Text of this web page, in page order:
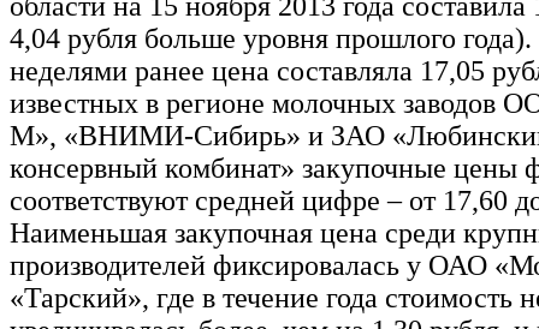
4,04 рубля больше уровня прошлого
неделями ранее цена составляла 17,05
известных в регионе молочных заводов
М», «ВНИМИ-Сибирь» и ЗАО
консервный комбинат» закупочные цены
соответствуют средней цифре – от 17,60
Наименьшая закупочная цена среди
производителей фиксировалась у ОАО
«Тарский», где в течение года стоимость